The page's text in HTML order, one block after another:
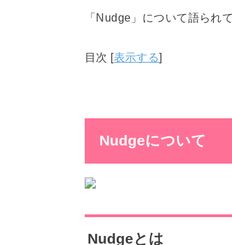
「Nudge」について語られ
目次 [表示する]
Nudgeについて
Nudgeとは